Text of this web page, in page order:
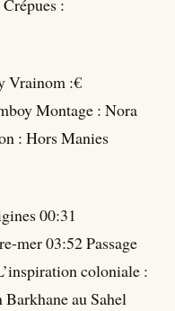
:
Vrainom :€
Montage : Nora
: Hors Manies
00:31
mer 03:52 Passage
coloniale :
au Sahel